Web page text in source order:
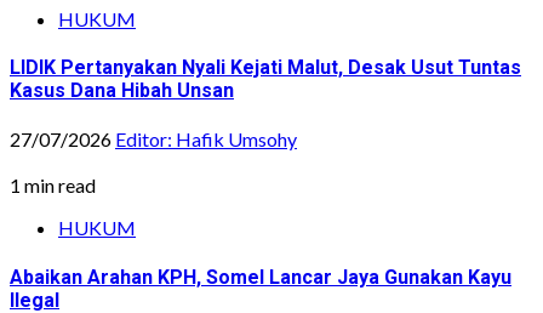
HUKUM
LIDIK Pertanyakan Nyali Kejati Malut, Desak Usut Tuntas
Kasus Dana Hibah Unsan
27/07/2026 Editor: Hafik Umsohy
1 min read
HUKUM
Abaikan Arahan KPH, Somel Lancar Jaya Gunakan Kayu
Ilegal